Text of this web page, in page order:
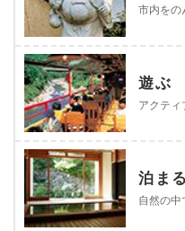
市内をの
遊ぶ
アクティ
泊まる
自然の中